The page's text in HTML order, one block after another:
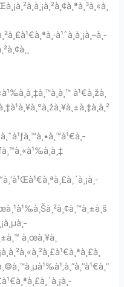
à¹€à¸žà¸
à¸œà¸¥à¸